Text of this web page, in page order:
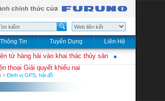
Thông Tin Tuyển Dụng Liên Hệ
tử hàng hải vào khai thác thủy sản
thoại Giải quyết khiếu nại
> Định vị GPS, hải đồ